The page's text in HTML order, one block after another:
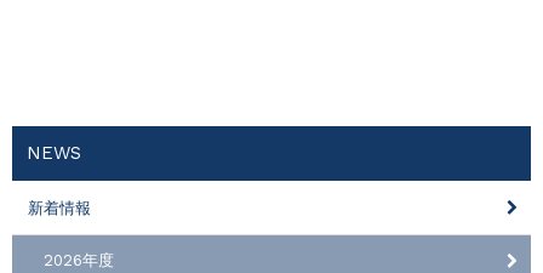
NEWS
新着情報
2026年度